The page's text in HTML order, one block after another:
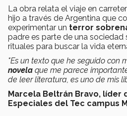
La obra relata el viaje en
hijo a través de Argentina que
experimentar un terror
padre es parte de una sociedad
rituales para buscar la vida
"Es un texto que he seguido con
novela que me parece
de leer literatura, es uno de mis
Marcela Beltrán Bravo, líder
Especiales del Tec campus